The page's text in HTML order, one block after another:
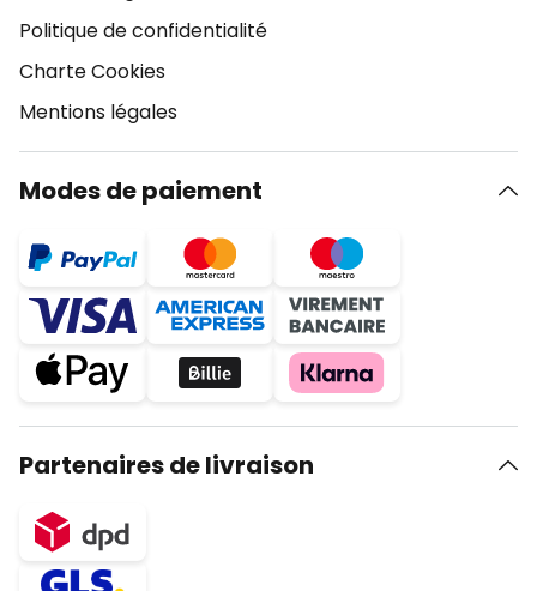
Politique de confidentialité
Charte Cookies
Mentions légales
Modes de paiement
Partenaires de livraison